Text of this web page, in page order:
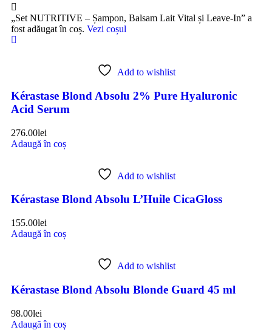
„Set NUTRITIVE – Șampon, Balsam Lait Vital și Leave-In” a
fost adăugat în coș. Vezi coșul
Add to wishlist
Kérastase Blond Absolu 2% Pure Hyaluronic
Acid Serum
276.00lei
Adaugă în coș
Add to wishlist
Kérastase Blond Absolu L’Huile CicaGloss
155.00lei
Adaugă în coș
Add to wishlist
Kérastase Blond Absolu Blonde Guard 45 ml
98.00lei
Adaugă în coș